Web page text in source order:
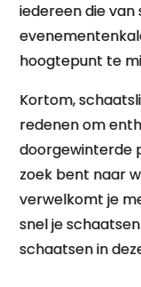
iedereen die van
hoogtepunt te
Kortom,
redenen om
doorgewinterde
zoek bent naar
verwelkomt je
snel je
schaatsen in